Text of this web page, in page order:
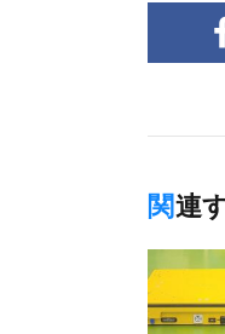
関